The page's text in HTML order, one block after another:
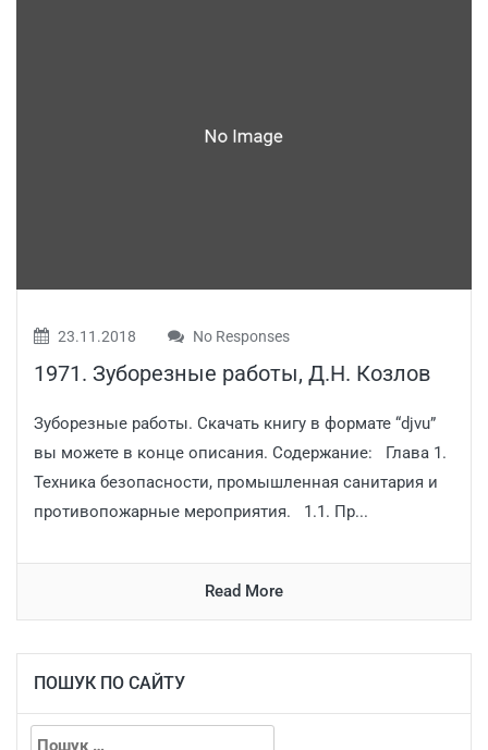
23.11.2018 No Responses
1971. Зуборезные работы, Д.Н. Козлов
Зуборезные работы. Скачать книгу в формате “djvu”
вы можете в конце описания. Содержание: Глава 1.
Техника безопасности, промышленная санитария и
противопожарные мероприятия. 1.1. Пр...
Read More
ПОШУК ПО САЙТУ